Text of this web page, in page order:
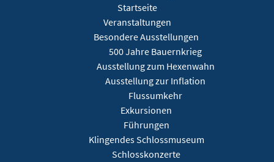
Startseite
Veranstaltungen
Besondere Ausstellungen
500 Jahre Bauernkrieg
Ausstellung zum Hexenwahn
Ausstellung zur Inflation
Flussumkehr
Exkursionen
Führungen
Klingendes Schlossmuseum
Schlosskonzerte